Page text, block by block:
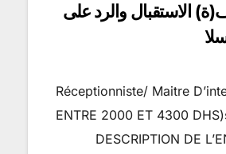
موظف(ة) الاستقبال والرد على
(20) Réceptionniste/ Maitre
ENTRE 2000 ET 4300
DESCRIPTION DE